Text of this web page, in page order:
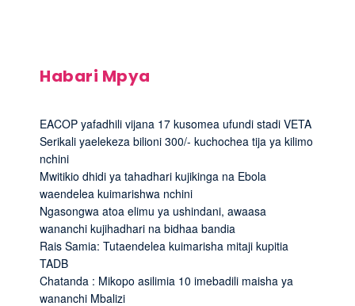
Habari Mpya
EACOP yafadhili vijana 17 kusomea ufundi stadi VETA
Serikali yaelekeza bilioni 300/- kuchochea tija ya kilimo
nchini
Mwitikio dhidi ya tahadhari kujikinga na Ebola
waendelea kuimarishwa nchini
Ngasongwa atoa elimu ya ushindani, awaasa
wananchi kujihadhari na bidhaa bandia
Rais Samia: Tutaendelea kuimarisha mitaji kupitia
TADB
Chatanda : Mikopo asilimia 10 imebadili maisha ya
wananchi Mbalizi